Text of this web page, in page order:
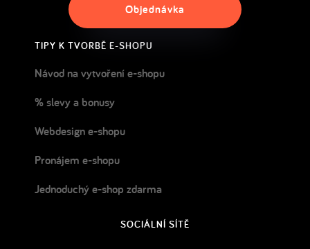
Objednávka
TIPY K TVORBĚ E-SHOPU
Návod na vytvoření e-shopu
% slevy a bonusy
Webdesign e-shopu
Pronájem e-shopu
Jednoduchý e-shop zdarma
SOCIÁLNÍ SÍTĚ